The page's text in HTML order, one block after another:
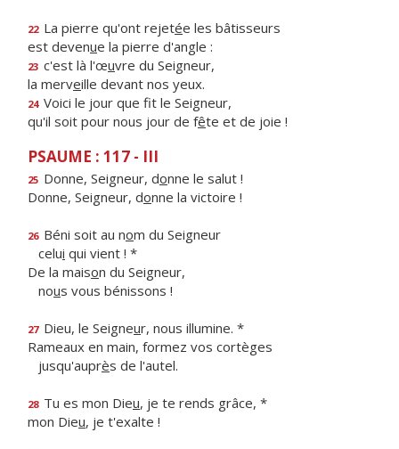
22 La pierre qu'ont rejetée les bâtisseurs
est devenue la pierre d'angle :
23 c'est là l'œuvre du Seigneur,
la merveille devant nos yeux.
24 Voici le jour que ft le Seigneur,
qu'il soit pour nous jour de fête et de joie !
PSAUME : 117 - III
25 Donne, Seigneur, donne le salut !
Donne, Seigneur, donne la victoire !
26 Béni soit au nom du Seigneur
celui qui vient ! *
De la maison du Seigneur,
nous vous bénissons !
27 Dieu, le Seigneur, nous illumine. *
Rameaux en main, formez vos cortèges
jusqu'auprès de l'autel.
28 Tu es mon Dieu, je te rends grâce, *
mon Dieu, je t'exalte !